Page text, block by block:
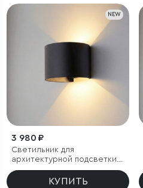
NEW
3 980 ₽
Светильник для
архитектурной подсветки
BLADE 3000K черный IP54
КУПИТЬ